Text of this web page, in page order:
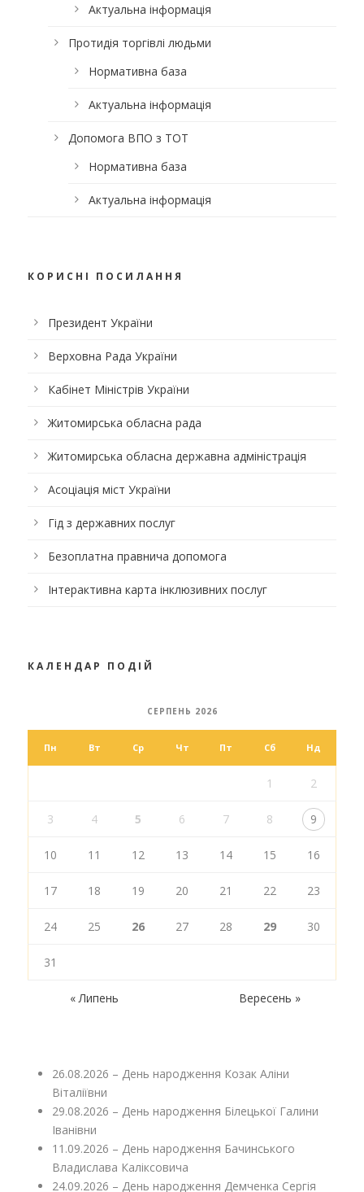
Актуальна інформація
Протидія торгівлі людьми
Нормативна база
Актуальна інформація
Допомога ВПО з ТОТ
Нормативна база
Актуальна інформація
КОРИСНІ ПОСИЛАННЯ
Президент України
Верховна Рада України
Кабінет Міністрів України
Житомирська обласна рада
Житомирська обласна державна адміністрація
Асоціація міст України
Гід з державних послуг
Безоплатна правнича допомога
Інтерактивна карта інклюзивних послуг
КАЛЕНДАР ПОДІЙ
СЕРПЕНЬ 2026
Пн Вт Ср Чт Пт Сб Нд
1 2
3 4 5 6 7 8 9
10 11 12 13 14 15 16
17 18 19 20 21 22 23
24 25 26 27 28 29 30
31
« Липень Вересень »
26.08.2026 – День народження Козак Аліни
Віталіївни
29.08.2026 – День народження Білецької Галини
Іванівни
11.09.2026 – День народження Бачинського
Владислава Каліксовича
24.09.2026 – День народження Демченка Сергія